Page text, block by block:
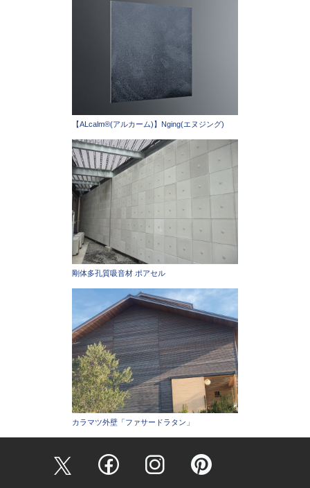
【ALcalm®(アルカーム)】Nging(エヌジング)
剛体多孔質吸音材 ポアセル
カラマツ外壁「ファサードラタン」